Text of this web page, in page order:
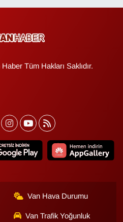
Tüm Hakları Saklıdır.
Van Hava Durumu
Van Trafik Yoğunluk